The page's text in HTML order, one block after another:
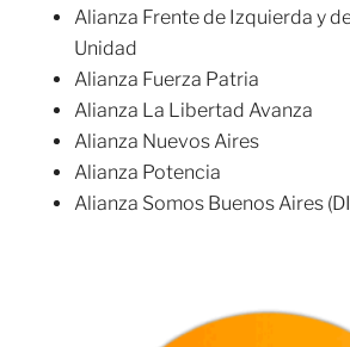
Alianza Frente de Izquierda y
Unidad
Alianza Fuerza Patria
Alianza La Libertad Avanza
Alianza Nuevos Aires
Alianza Potencia
Alianza Somos Buenos Aires